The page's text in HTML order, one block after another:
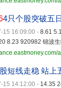
4只个股突破五
15 16:09:00 - 8.61
8.23 920982 锦波
短线走稳 站上
15 14:12:00 - 14.35